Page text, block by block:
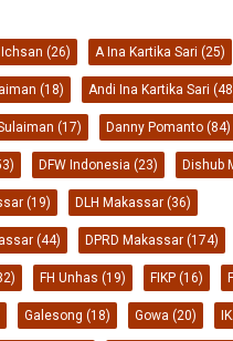
(26) A Ina Kartika Sari (25)
(18) Andi Ina Kartika Sari
(17) Danny Pomanto (84)
DFW Indonesia (23) Dishub
(19) DLH Makassar (36)
(44) DPRD Makassar (174)
FH Unhas (19) FIKP (16)
Galesong (18) Gowa (20)